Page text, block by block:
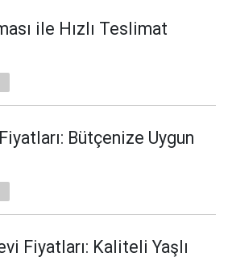
ile Hızlı Teslimat
Bütçenize Uygun
Fiyatları: Kaliteli Yaşlı